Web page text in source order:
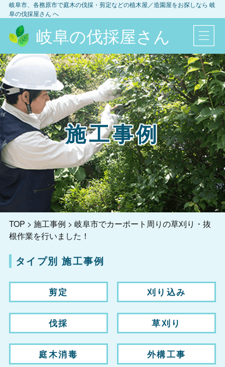
岐阜市、各務原市で庭木の伐採・剪定などの植木屋／造園屋をお探しなら 岐
阜の伐採屋さん へ
岐阜の伐採屋さん
施工事例
TOP > 施工事例 > 岐阜市でカーポート周りの草刈り・抜
根作業を行いました！
タイプ別 施工事例
剪定 刈り込み
伐採 草刈り
庭木消毒 外構工事